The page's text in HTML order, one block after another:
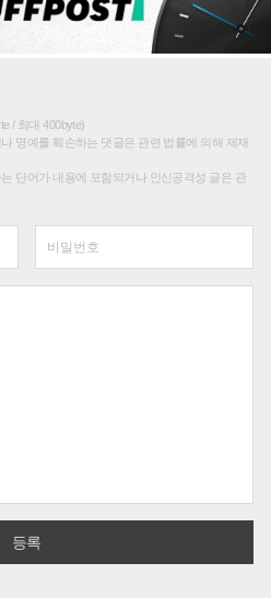
/ 최대 400byte)
명예를 훼손하는 댓글은 관련 법률에 의해 제재
단어가 내용에 포함되거나 인신공격성 글은 관